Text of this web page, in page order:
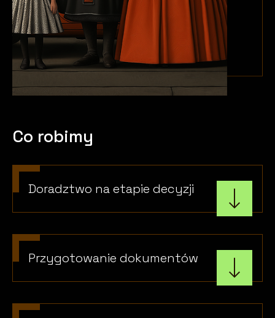
Co robimy
Doradztwo na etapie decyzji
Przygotowanie dokumentów